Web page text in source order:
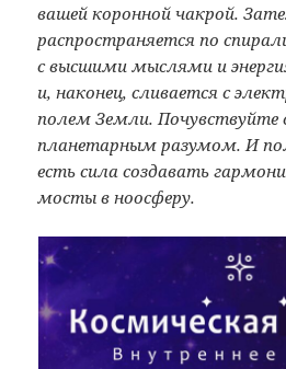
вашей коронной чакрой.
распространяется по
с высшими мыслями и
и, наконец, сливается с
полем Земли. Почувствуйте
планетарным разумом. И
есть сила создавать
мосты в ноосферу.